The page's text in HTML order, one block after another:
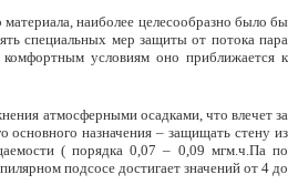
наиболее целесообразно было бы
специальных мер защиты от потока пара
условиям оно приближается к
атмосферными осадками, что влечет за
основного назначения – защищать стену из
( порядка 0,07 – 0,09 мгм.ч.Па по
подсосе достигает значений от 4 до